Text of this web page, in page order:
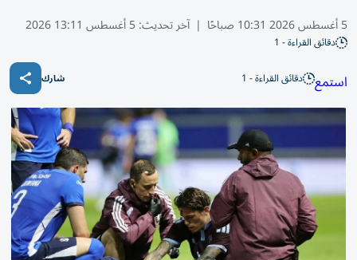
5 أغسطس 2026 10:31 صباحًا | آخر تحديث:5 أغسطس 13:11 2026
دقائق القراءة - 1
استمع دقائق القراءة - 1 شارك